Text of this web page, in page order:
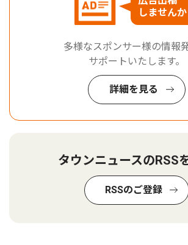
しませんか
多様なスポンサー様の情報
サポートいたします。
詳細を見る
タウンニュースのRSS
RSSのご登録